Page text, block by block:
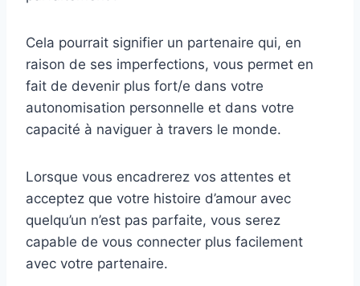
Cela pourrait signifier un partenaire qui, en
raison de ses imperfections, vous permet en
fait de devenir plus fort/e dans votre
autonomisation personnelle et dans votre
capacité à naviguer à travers le monde.
Lorsque vous encadrerez vos attentes et
acceptez que votre histoire d’amour avec
quelqu’un n’est pas parfaite, vous serez
capable de vous connecter plus facilement
avec votre partenaire.